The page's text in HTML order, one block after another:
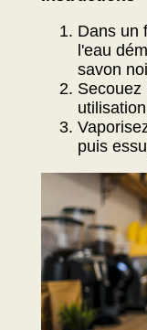
Dans un
l'eau
savon
Secouez
puis